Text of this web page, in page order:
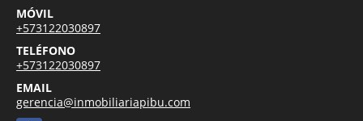
MÓVIL
+573122030897
TELÉFONO
+573122030897
EMAIL
gerencia@inmobiliariapibu.com